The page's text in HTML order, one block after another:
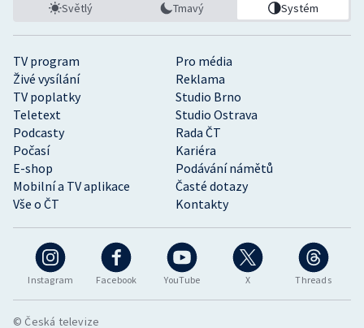
Instagram Facebook YouTube X Threads
TV program
Pro média
Živé vysílání
Reklama
TV poplatky
Studio Brno
Teletext
Studio Ostrava
Podcasty
Rada ČT
Počasí
Kariéra
E-shop
Podávání námětů
Mobilní a TV aplikace
Časté dotazy
Vše o ČT
Kontakty
Světlý Tmavý Systém
© Česká televize